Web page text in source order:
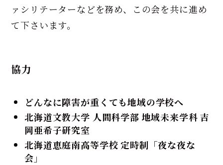
ァシリテーターなどを務め、この会を共に進め
て下さいます。
協力
どんなに障害が重くても地域の学校へ
北海道文教大学 人間科学部 地域未来学科 吉
岡亜希子研究室
北海道恵庭南高等学校 定時制「夜な夜な
会」